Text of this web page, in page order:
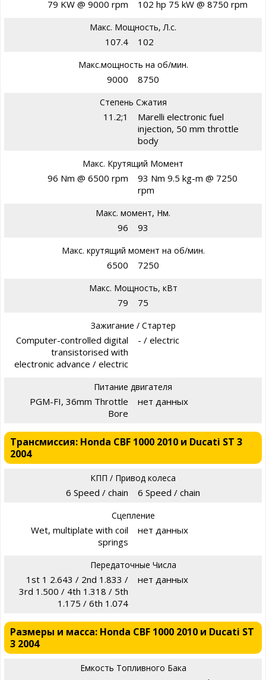
79 KW @ 9000 rpm 102 hp 75 kW @ 8750 rpm
Макс. Мощность, Л.с.
107.4 102
Макс.мощность на об/мин.
9000 8750
Степень Сжатия
11.2;1
Marelli electronic fuel
injection, 50 mm throttle
body
Макс. Крутящий Момент
96 Nm @ 6500 rpm
93 Nm 9.5 kg-m @ 7250
rpm
Макс. момент, Нм.
96 93
Макс. крутящий момент на об/мин.
6500 7250
Макс. Мощность, кВт
79 75
Зажигание / Стартер
Computer-controlled digital
transistorised with
electronic advance / electric
- / electric
Питание двигателя
PGM-FI, 36mm Throttle
Bore
нет данных
Трансмиссия: Honda CBF 1000 2010 и Ducati ST 3
2004
КПП / Привод колеса
6 Speed / chain 6 Speed / chain
Сцепление
Wet, multiplate with coil
springs
нет данных
Передаточные Числа
1st 1 2.643 / 2nd 1.833 /
3rd 1.500 / 4th 1.318 / 5th
1.175 / 6th 1.074
нет данных
Размеры и масса: Honda CBF 1000 2010 и Ducati ST
3 2004
Емкость Топливного Бака